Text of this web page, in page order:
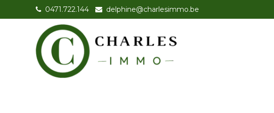
0471.722.144 - delphine@charlesimmo.be